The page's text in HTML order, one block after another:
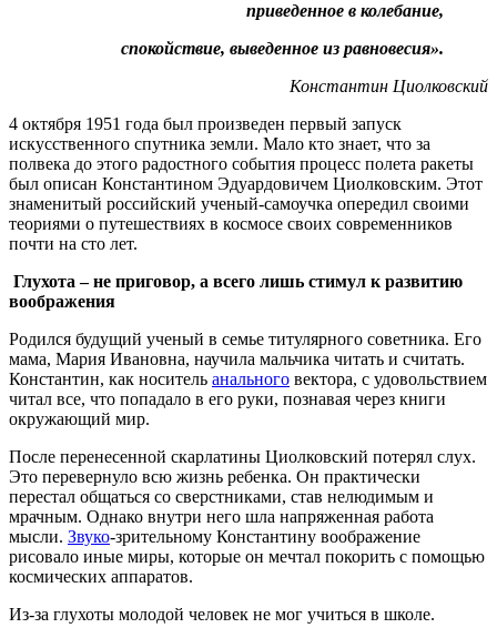
приведенное в колебание,
спокойствие, выведенное из равновесия».
Константин Циолковский
4 октября 1951 года был произведен первый запуск
искусственного спутника земли. Мало кто знает, что за
полвека до этого радостного события процесс полета ракеты
был описан Константином Эдуардовичем Циолковским. Этот
знаменитый российский ученый-самоучка опередил своими
теориями о путешествиях в космосе своих современников
почти на сто лет.
Глухота – не приговор, а всего лишь стимул к развитию
воображения
Родился будущий ученый в семье титулярного советника. Его
мама, Мария Ивановна, научила мальчика читать и считать.
Константин, как носитель анального вектора, с удовольствием
читал все, что попадало в его руки, познавая через книги
окружающий мир.
После перенесенной скарлатины Циолковский потерял слух.
Это перевернуло всю жизнь ребенка. Он практически
перестал общаться со сверстниками, став нелюдимым и
мрачным. Однако внутри него шла напряженная работа
мысли. Звуко-зрительному Константину воображение
рисовало иные миры, которые он мечтал покорить с помощью
космических аппаратов.
Из-за глухоты молодой человек не мог учиться в школе.